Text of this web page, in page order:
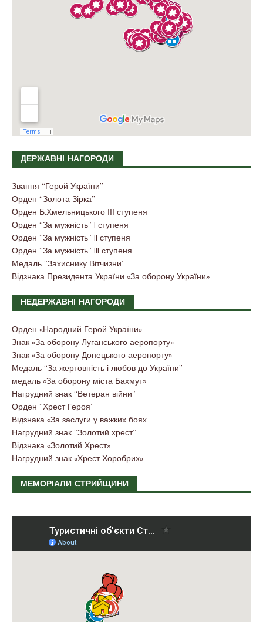
ДЕРЖАВНІ НАГОРОДИ
Звання “Герой України”
Орден “Золота Зірка”
Орден Б.Хмельницького ІІІ ступеня
Орден “За мужність” I ступеня
Орден “За мужність” II ступеня
Орден “За мужність” III ступеня
Медаль “Захиснику Вітчизни”
Відзнака Президента України «За оборону України»
НЕДЕРЖАВНІ НАГОРОДИ
Орден «Народний Герой України»
Знак «За оборону Луганського аеропорту»
Знак «За оборону Донецького аеропорту»
Медаль “За жертовність і любов до України”
медаль «За оборону міста Бахмут»
Нагрудний знак “Ветеран війни”
Орден “Хрест Героя”
Відзнака «За заслуги у важких боях
Нагрудний знак “Золотий хрест”
Відзнака «Золотий Хрест»
Нагрудний знак «Хрест Хоробрих»
МЕМОРІАЛИ СТРИЙЩИНИ